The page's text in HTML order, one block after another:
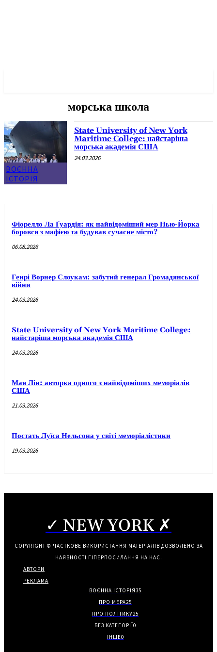
морська школа
ВОЄННА
ІСТОРІЯ
State University of New York
Maritime College: найстаріша
морська академія США
24.03.2026
Фіорелло Ла Ґуардія: як найвідоміший мер Нью-Йорка
боровся з мафією та будував сучасне місто?
06.08.2026
Генрі Ворнер Слоукам: забутий генерал Громадянської
війни
24.03.2026
State University of New York Maritime College:
найстаріша морська академія США
24.03.2026
Мая Лін: авторка одного з найвідоміших меморіалів
США
21.03.2026
Постать Луїса Нельсона у світі меморіалістики
19.03.2026
✓ NEW YORK ✗
COPYRIGHT © ЧАСТКОВЕ ВИКОРИСТАННЯ МАТЕРІАЛІВ ДОЗВОЛЕНО ЗА
НАЯВНОСТІ ГІПЕРПОСИЛАННЯ НА НАС.
АВТОРИ
РЕКЛАМА
ВОЄННА ІСТОРІЯ35
ПРО МЕРА25
ПРО ПОЛІТИКУ25
БЕЗ КАТЕГОРІЇ0
ІНШЕ0